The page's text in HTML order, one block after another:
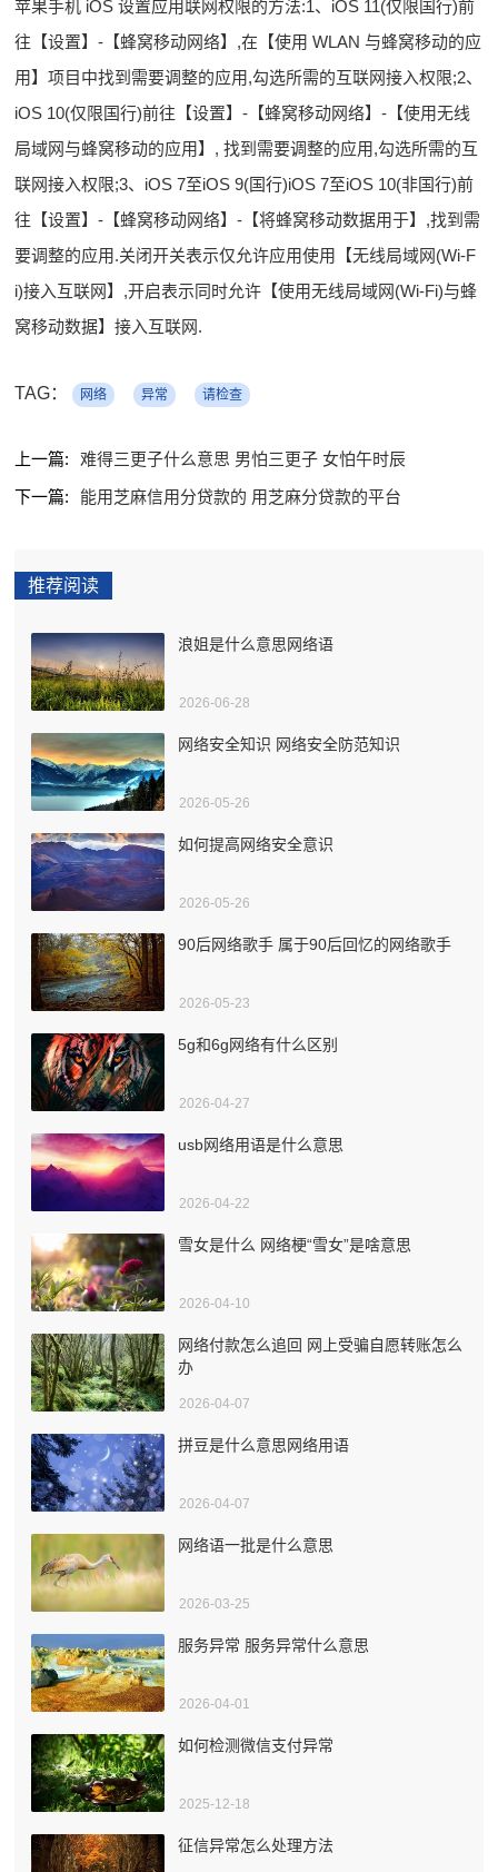
苹果手机 iOS 设置应用联网权限的方法:1、iOS 11(仅限国行)前
往【设置】-【蜂窝移动网络】,在【使用 WLAN 与蜂窝移动的应
用】项目中找到需要调整的应用,勾选所需的互联网接入权限;2、
iOS 10(仅限国行)前往【设置】-【蜂窝移动网络】-【使用无线
局域网与蜂窝移动的应用】, 找到需要调整的应用,勾选所需的互
联网接入权限;3、iOS 7至iOS 9(国行)iOS 7至iOS 10(非国行)前
往【设置】-【蜂窝移动网络】-【将蜂窝移动数据用于】,找到需
要调整的应用.关闭开关表示仅允许应用使用【无线局域网(Wi-F
i)接入互联网】,开启表示同时允许【使用无线局域网(Wi-Fi)与蜂
窝移动数据】接入互联网.
TAG： 网络 异常 请检查
上一篇:
难得三更子什么意思 男怕三更子 女怕午时辰
下一篇:
能用芝麻信用分贷款的 用芝麻分贷款的平台
推荐阅读
浪姐是什么意思网络语
2026-06-28
网络安全知识 网络安全防范知识
2026-05-26
如何提高网络安全意识
2026-05-26
90后网络歌手 属于90后回忆的网络歌手
2026-05-23
5g和6g网络有什么区别
2026-04-27
usb网络用语是什么意思
2026-04-22
雪女是什么 网络梗“雪女”是啥意思
2026-04-10
网络付款怎么追回 网上受骗自愿转账怎么
办
2026-04-07
拼豆是什么意思网络用语
2026-04-07
网络语一批是什么意思
2026-03-25
服务异常 服务异常什么意思
2026-04-01
如何检测微信支付异常
2025-12-18
征信异常怎么处理方法